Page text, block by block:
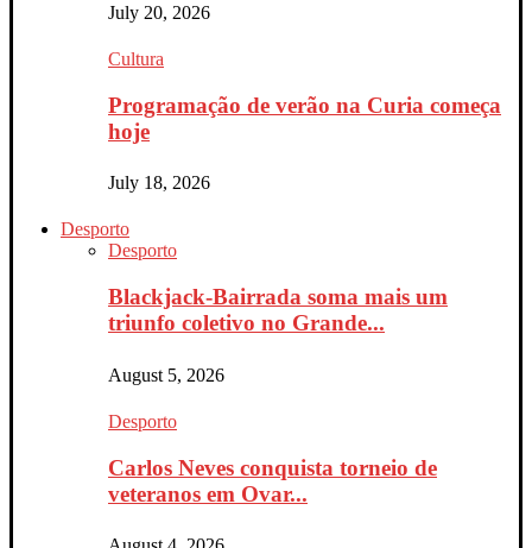
July 20, 2026
Cultura
Programação de verão na Curia começa
hoje
July 18, 2026
Desporto
Desporto
Blackjack-Bairrada soma mais um
triunfo coletivo no Grande...
August 5, 2026
Desporto
Carlos Neves conquista torneio de
veteranos em Ovar...